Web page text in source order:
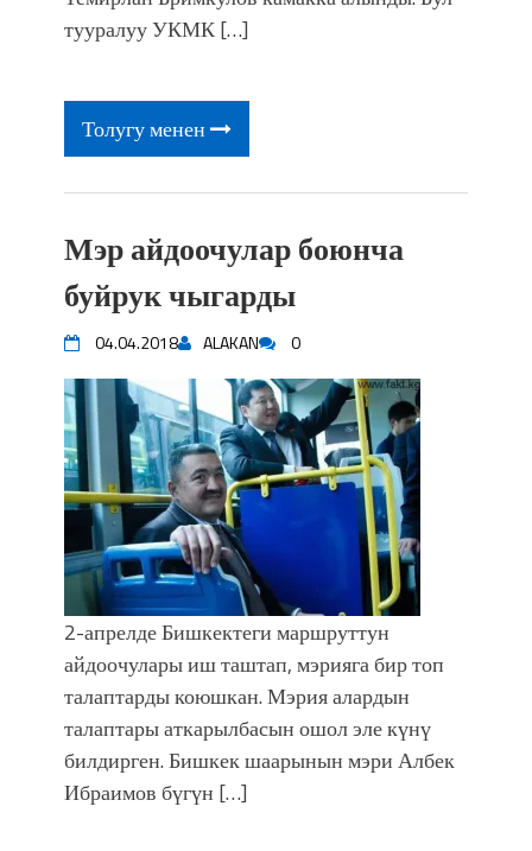
Park'ка 30 миң адам чогулду
тууралуу УКМК […]
Толугу менен
Мэр айдоочулар боюнча
буйрук чыгарды
04.04.2018 ALAKAN 0
2-апрелде Бишкектеги маршруттун
айдоочулары иш таштап, мэрияга бир топ
талаптарды коюшкан. Мэрия алардын
талаптары аткарылбасын ошол эле күнү
билдирген. Бишкек шаарынын мэри Албек
Ибраимов бүгүн […]